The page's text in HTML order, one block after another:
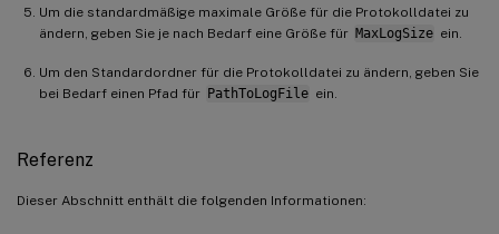
Um die standardmäßige maximale Größe für die Protokolldatei zu
ändern, geben Sie je nach Bedarf eine Größe für MaxLogSize ein.
Um den Standardordner für die Protokolldatei zu ändern, geben Sie
bei Bedarf einen Pfad für PathToLogFile ein.
Referenz
Dieser Abschnitt enthält die folgenden Informationen: